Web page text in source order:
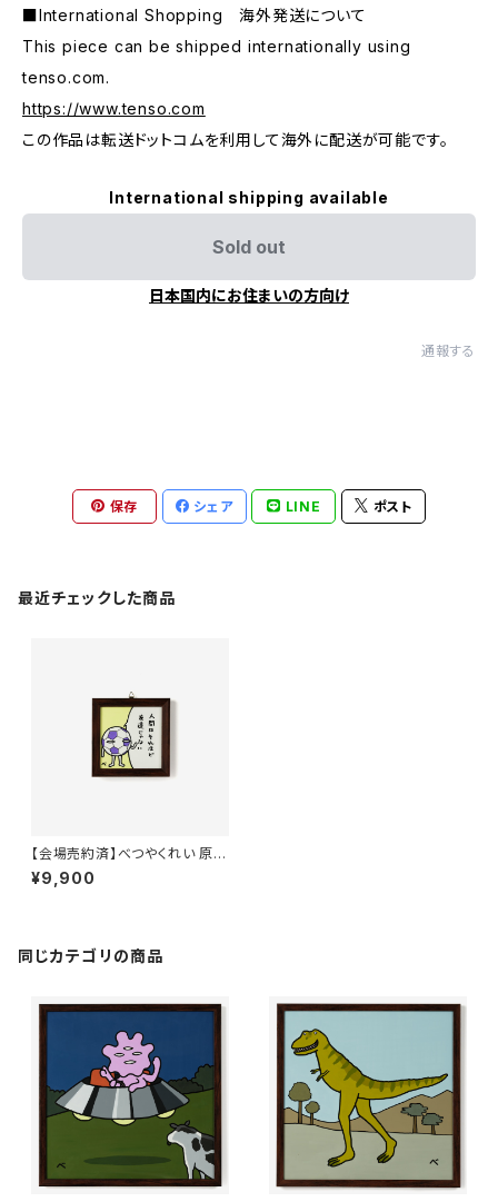
■International Shopping 海外発送について
This piece can be shipped internationally using
tenso.com.
https://www.tenso.com
この作品は転送ドットコムを利用して海外に配送が可能です。
International shipping available
Sold out
日本国内にお住まいの方向け
通報する
保存 シェア LINE ポスト
最近チェックした商品
【会場売約済】べつやくれい 原画
¥9,900
同じカテゴリの商品